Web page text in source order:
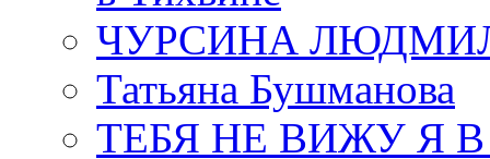
ЧУРСИНА
Татьяна Бушманова
ТЕБЯ НЕ ВИЖУ Я